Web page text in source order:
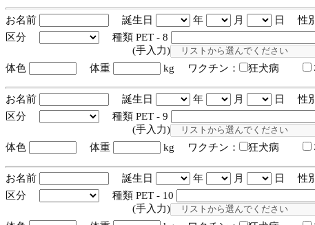
お名前 誕生日 年 月
日 性別
区分
種類 PET - 8
(手入力)
体色
体重 kg ワクチン： 狂犬病
お名前 誕生日 年 月
日 性別
区分
種類 PET - 9
(手入力)
体色
体重 kg ワクチン： 狂犬病
お名前 誕生日 年 月
日 性別
区分
種類 PET - 10
(手入力)